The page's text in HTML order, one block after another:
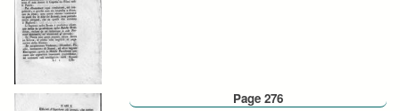
Page 276